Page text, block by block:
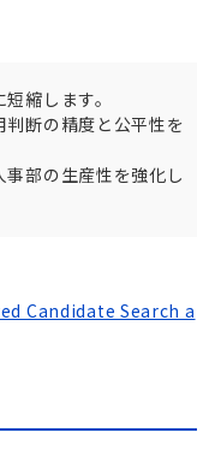
縮します。
断の精度と公平性を
部の生産性を強化し
Candidate Search a